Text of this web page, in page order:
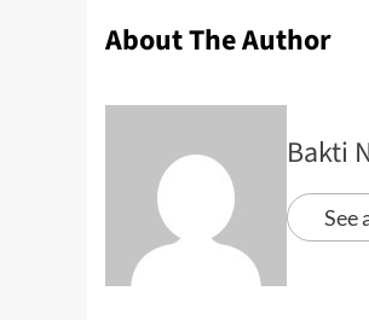
About The Author
Bakti
See